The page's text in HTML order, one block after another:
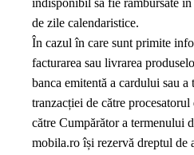
indisponibil să fie rambursate
de zile calendaristice.
În cazul în care sunt primite
facturarea sau livrarea
banca emitentă a cardului sau
tranzacției de către
către Cumpărător a termenului
mobila.roîși rezervă dreptul de